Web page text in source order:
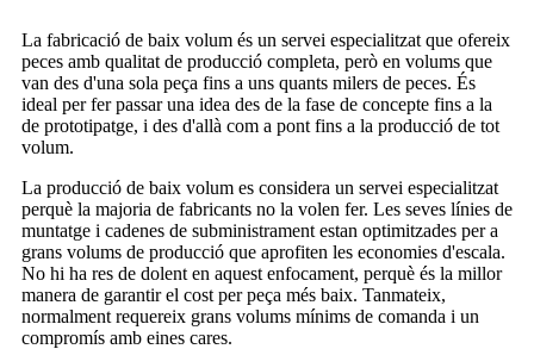
La fabricació de baix volum és un servei especialitzat que ofereix
peces amb qualitat de producció completa, però en volums que
van des d'una sola peça fins a uns quants milers de peces. És
ideal per fer passar una idea des de la fase de concepte fins a la
de prototipatge, i des d'allà com a pont fins a la producció de tot
volum.
La producció de baix volum es considera un servei especialitzat
perquè la majoria de fabricants no la volen fer. Les seves línies de
muntatge i cadenes de subministrament estan optimitzades per a
grans volums de producció que aprofiten les economies d'escala.
No hi ha res de dolent en aquest enfocament, perquè és la millor
manera de garantir el cost per peça més baix. Tanmateix,
normalment requereix grans volums mínims de comanda i un
compromís amb eines cares.